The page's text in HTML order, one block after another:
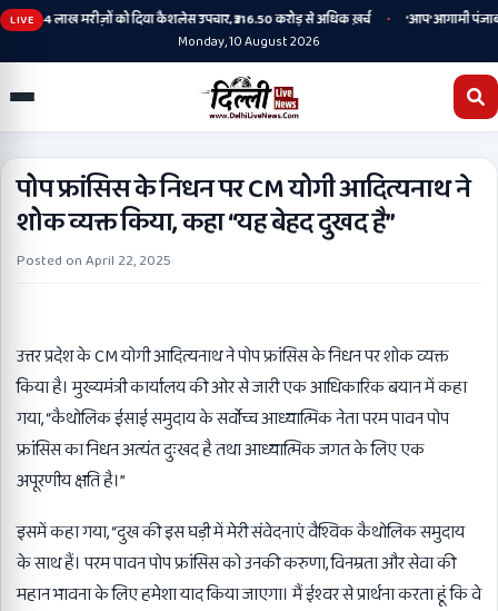
LIVE
2.44 लाख मरीज़ों को दिया कैशलेस उपचार, ₹316.50 करोड़ से अधिक ख़र्च •
‘आप’ आगामी पंजाब
Monday, 10 August 2026
पोप फ्रांसिस के निधन पर CM योगी आदित्यनाथ ने
शोक व्यक्त किया, कहा “यह बेहद दुखद है”
Posted onApril 22, 2025
उत्तर प्रदेश के CM योगी आदित्यनाथ ने पोप फ्रांसिस के निधन पर शोक व्यक्त
किया है। मुख्यमंत्री कार्यालय की ओर से जारी एक आधिकारिक बयान में कहा
गया, “कैथोलिक ईसाई समुदाय के सर्वोच्च आध्यात्मिक नेता परम पावन पोप
फ्रांसिस का निधन अत्यंत दुःखद है तथा आध्यात्मिक जगत के लिए एक
अपूरणीय क्षति है।”
इसमें कहा गया, “दुख की इस घड़ी में मेरी संवेदनाएं वैश्विक कैथोलिक समुदाय
के साथ हैं। परम पावन पोप फ्रांसिस को उनकी करुणा, विनम्रता और सेवा की
महान भावना के लिए हमेशा याद किया जाएगा। मैं ईश्वर से प्रार्थना करता हूं कि वे